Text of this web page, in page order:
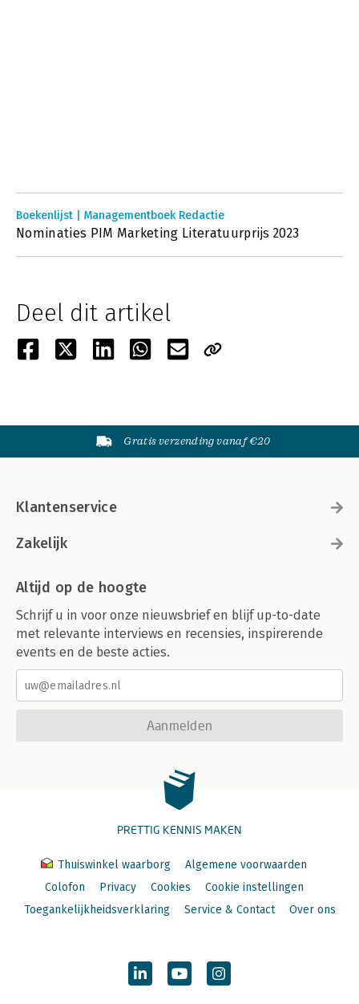
Boekenlijst | Managementboek Redactie
Nominaties PIM Marketing Literatuurprijs 2023
Deel dit artikel
Gratis verzending vanaf €20
Klantenservice
Zakelijk
Altijd op de hoogte
Schrijf u in voor onze nieuwsbrief en blijf up-to-date
met relevante interviews en recensies, inspirerende
events en de beste acties.
Aanmelden
PRETTIG KENNIS MAKEN
Thuiswinkel waarborg
Algemene voorwaarden
Colofon
Privacy Cookies
Cookie instellingen
Toegankelijkheidsverklaring
Service & Contact Over ons